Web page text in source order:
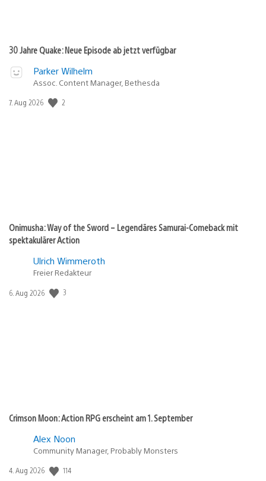
30 Jahre Quake: Neue Episode ab jetzt verfügbar
Parker Wilhelm
Assoc. Content Manager, Bethesda
Veröffentlichungsdatum:
7. Aug 2026 2
Onimusha: Way of the Sword – Legendäres Samurai-Comeback mit
spektakulärer Action
Ulrich Wimmeroth
Freier Redakteur
Veröffentlichungsdatum:
6. Aug 2026 3
Crimson Moon: Action RPG erscheint am 1. September
Alex Noon
Community Manager, Probably Monsters
Veröffentlichungsdatum:
4. Aug 2026 114